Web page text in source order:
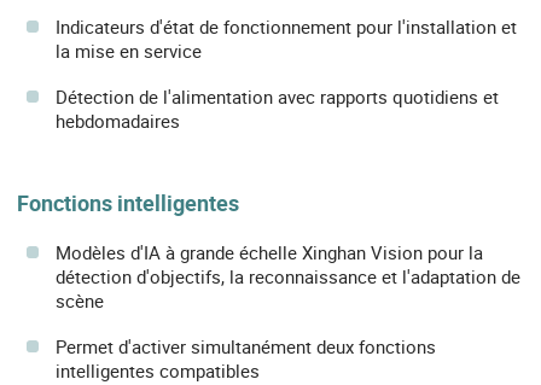
Indicateurs d'état de fonctionnement pour l'installation et
la mise en service
Détection de l'alimentation avec rapports quotidiens et
hebdomadaires
Fonctions intelligentes
Modèles d'IA à grande échelle Xinghan Vision pour la
détection d'objectifs, la reconnaissance et l'adaptation de
scène
Permet d'activer simultanément deux fonctions
intelligentes compatibles